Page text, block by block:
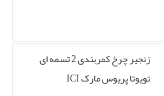
زنجیر چرخ کمربندی 2 تسمه ای
تویوتا پریوس مارک ICI